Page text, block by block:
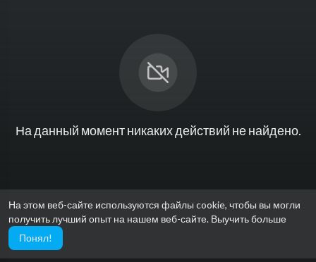
На этом веб-сайте используются файлы cookie, чтобы вы могли
получить лучший опыт на нашем веб-сайте. Выучить больше
Понял!
На данный момент никаких действий не найдено.